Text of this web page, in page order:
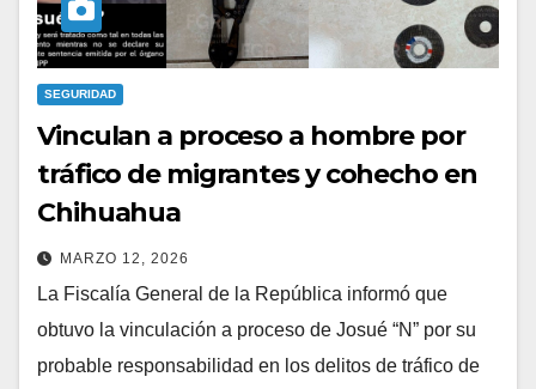
SEGURIDAD
Vinculan a proceso a hombre por
tráfico de migrantes y cohecho en
Chihuahua
MARZO 12, 2026
La Fiscalía General de la República informó que
obtuvo la vinculación a proceso de Josué “N” por su
probable responsabilidad en los delitos de tráfico de